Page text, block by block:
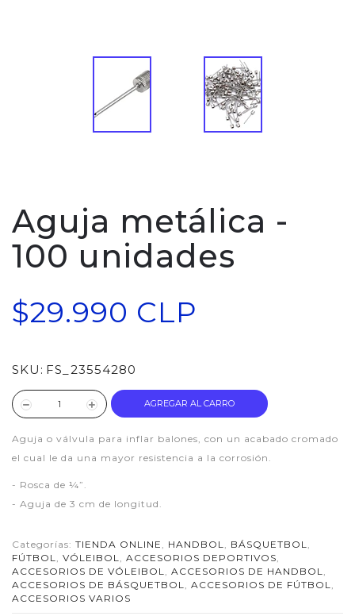
Aguja metálica -
100 unidades
$29.990 CLP
SKU: FS_23554280
AGREGAR AL CARRO
Aguja o válvula para inflar balones, con un acabado cromado
el cual le da una mayor resistencia a la corrosión.
- Rosca de ¼”.
- Aguja de 3 cm de longitud.
Categorías: TIENDA ONLINE , HANDBOL, BÁSQUETBOL,
FÚTBOL, VÓLEIBOL, ACCESORIOS DEPORTIVOS,
ACCESORIOS DE VÓLEIBOL, ACCESORIOS DE HANDBOL,
ACCESORIOS DE BÁSQUETBOL, ACCESORIOS DE FÚTBOL,
ACCESORIOS VARIOS